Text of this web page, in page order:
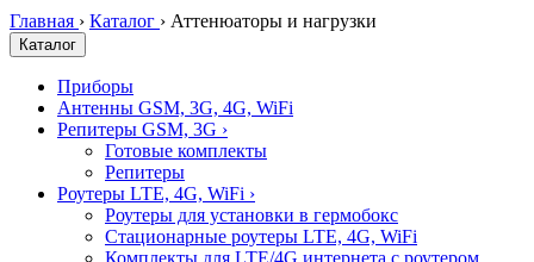
Главная › Каталог › Аттенюаторы и нагрузки
Каталог
Приборы
Антенны GSM, 3G, 4G, WiFi
Репитеры GSM, 3G ›
Готовые комплекты
Репитеры
Роутеры LTE, 4G, WiFi ›
Роутеры для установки в гермобокс
Стационарные роутеры LTE, 4G, WiFi
Комплекты для LTE/4G интернета с роутером